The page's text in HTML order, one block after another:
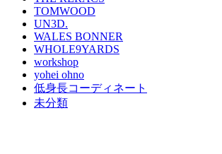
TOMWOOD
UN3D.
WALES BONNER
WHOLE9YARDS
workshop
yohei ohno
低身長コーディネート
未分類